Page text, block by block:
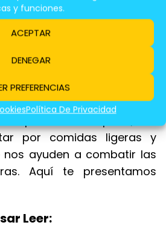
y funciones.
ACEPTAR
DENEGAR
PREFERENCIAS
Política De Privacidad
y Frescas Para Días De
por comidas ligeras y
nos ayuden a combatir las
Aquí te presentamos
Leer: